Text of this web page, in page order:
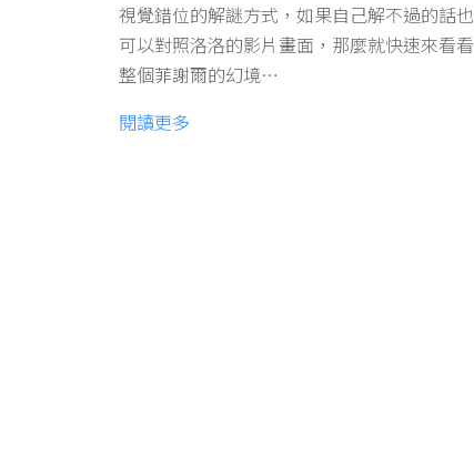
視覺錯位的解謎方式，如果自己解不過的話也
可以對照洛洛的影片畫面，那麼就快速來看看
整個菲謝爾的幻境…
閱讀更多